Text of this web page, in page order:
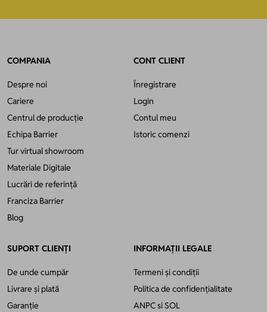
COMPANIA
Despre noi
Cariere
Centrul de producție
Echipa Barrier
Tur virtual showroom
Materiale Digitale
Lucrări de referință
Franciza Barrier
Blog
CONT CLIENT
Înregistrare
Login
Contul meu
Istoric comenzi
SUPORT CLIENȚI
De unde cumpăr
Livrare și plată
Garanție
INFORMAȚII LEGALE
Termeni și condiții
Politica de confidențialitate
ANPCsi SOL